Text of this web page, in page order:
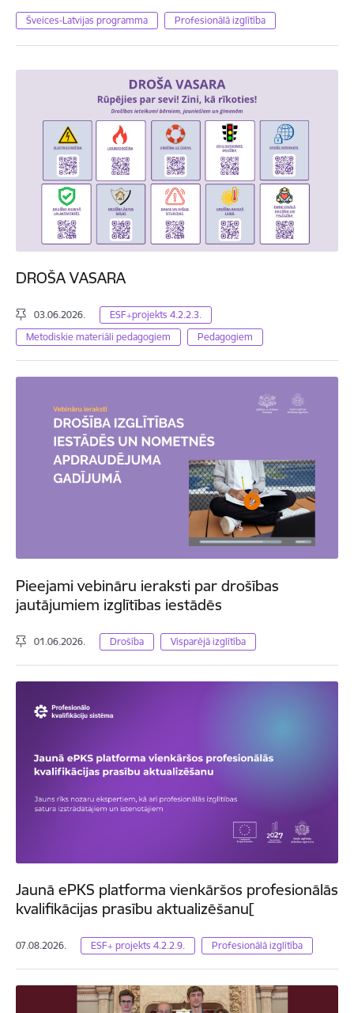
Šveices-Latvijas programma Profesionālā izglītība
DROŠA VASARA
03.06.2026.
ESF+projekts 4.2.2.3.
Metodiskie materiāli pedagogiem
Pedagogiem
Pieejami vebināru ieraksti par drošības
jautājumiem izglītības iestādēs
01.06.2026. Drošība Visparējā izglītība
Jaunā ePKS platforma vienkāršos profesionālās
kvalifikācijas prasību aktualizēšanu[
07.08.2026. ESF+ projekts 4.2.2.9. Profesionālā izglītība